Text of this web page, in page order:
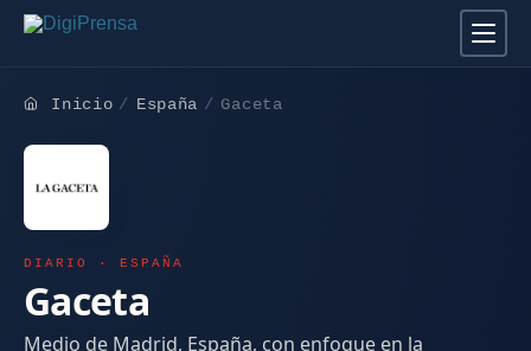
Inicio España Gaceta
DIARIO · ESPAÑA
Gaceta
Medio de Madrid, España, con enfoque en la